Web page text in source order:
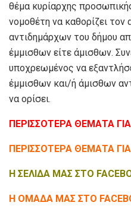
θέμα κυρίαρχης
νομοθέτη να καθορίζει
αντιδημάρχων του δήμου
έμμισθων είτε άμισθων.
υποχρεωμένος να
έμμισθων και/ή άμισθων
να ορίσει.
ΠΕΡΙΣΣΟΤΕΡΑ ΘΕΜΑΤΑ
ΠΕΡΙΣΣΟΤΕΡΑ ΘΕΜΑΤΑ
Η ΣΕΛΙΔΑ ΜΑΣ ΣΤΟ
Η ΟΜΑΔΑ ΜΑΣ ΣΤΟ